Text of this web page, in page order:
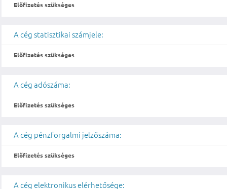
Előfizetés szükséges
A cég statisztikai számjele:
Előfizetés szükséges
A cég adószáma:
Előfizetés szükséges
A cég pénzforgalmi jelzőszáma:
Előfizetés szükséges
A cég elektronikus elérhetősége: